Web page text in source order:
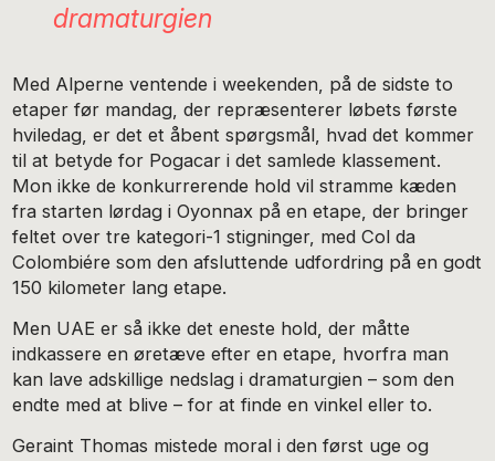
dramaturgien
Med Alperne ventende i weekenden, på de sidste to
etaper før mandag, der repræsenterer løbets første
hviledag, er det et åbent spørgsmål, hvad det kommer
til at betyde for Pogacar i det samlede klassement.
Mon ikke de konkurrerende hold vil stramme kæden
fra starten lørdag i Oyonnax på en etape, der bringer
feltet over tre kategori-1 stigninger, med Col da
Colombiére som den afsluttende udfordring på en godt
150 kilometer lang etape.
Men UAE er så ikke det eneste hold, der måtte
indkassere en øretæve efter en etape, hvorfra man
kan lave adskillige nedslag i dramaturgien – som den
endte med at blive – for at finde en vinkel eller to.
Geraint Thomas mistede moral i den først uge og